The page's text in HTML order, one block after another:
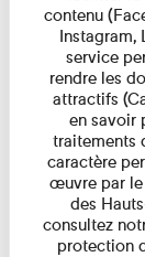
Du
Il
contenu
Instagram,
service
rendre les
attractifs
en savoir
traitements
caractère
œuvre par le
des
consultez
protection